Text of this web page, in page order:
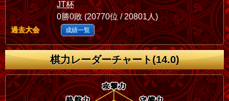
JT杯
0勝0敗 (20770位 / 20801人)
過去大会 成績一覧
棋力レーダーチャート(14.0)